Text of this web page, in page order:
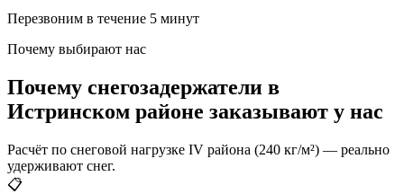
Перезвоним в течение 5 минут
Почему выбирают нас
Почему снегозадержатели в
Истринском районе заказывают у нас
Расчёт по снеговой нагрузке IV района (240 кг/м²) — реально
удерживают снег.
📋